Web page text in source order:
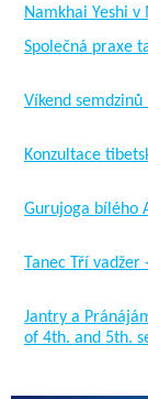
Namkhai Yeshi
Společná praxe
Víkend semdzinů
Konzultace
Gurujoga bílého
Tanec Tří
Jantry a
of 4th. and 5th.